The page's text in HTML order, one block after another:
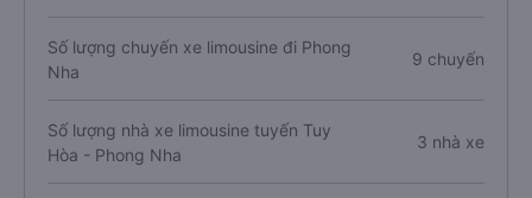
Số lượng chuyến xe limousine đi Phong
Nha
9 chuyến
Số lượng nhà xe limousine tuyến Tuy
Hòa - Phong Nha
3 nhà xe